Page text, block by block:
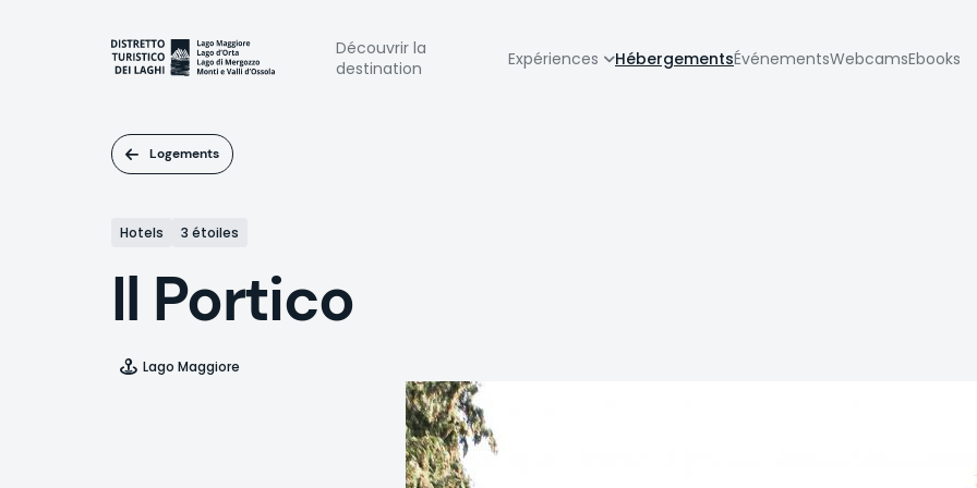
Navigazione
Découvrir la
destination
Expériences HébergementsÉvénementsWebcamsEbooks
Logements
Hotels 3 étoiles
Il Portico
Lago Maggiore